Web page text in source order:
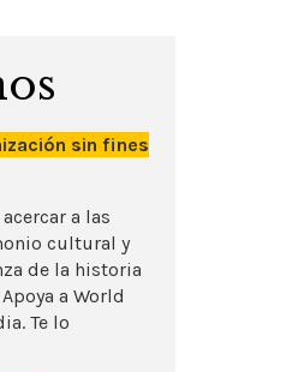
sin fines
a las
cultural y
de la historia
a World
Te lo